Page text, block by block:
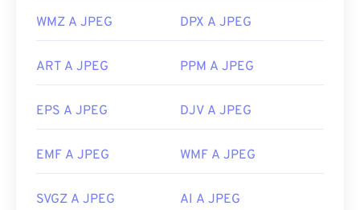
WMZ A JPEG DPX A JPEG
ART A JPEG PPM A JPEG
EPS A JPEG DJV A JPEG
EMF A JPEG WMF A JPEG
SVGZ A JPEG AI A JPEG